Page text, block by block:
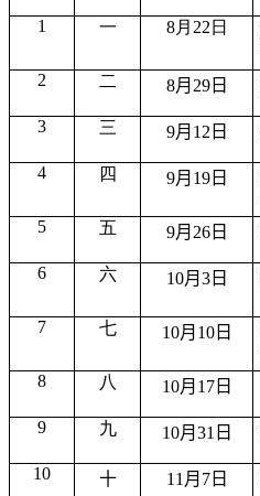
1 一 8月22 日
2
二 8月 29日
3 三 9月 1 2 日
4 四 9月 19日
5
五 9月 26日
6 六 10月 3日
7
七 10月 10日
8
八 10月 17日
9 九 10月 31 日
10 十 11 月 7日